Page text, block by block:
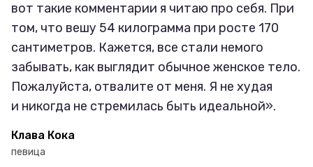
вот такие комментарии я читаю про себя. При
том, что вешу 54 килограмма при росте 170
сантиметров. Кажется, все стали немого
забывать, как выглядит обычное женское тело.
Пожалуйста, отвалите от меня. Я не худая
и никогда не стремилась быть идеальной».
Клава Кока
певица